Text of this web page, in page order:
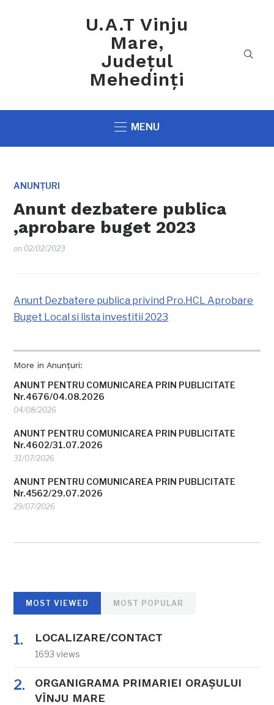
U.A.T Vinju
Mare,
Județul
Mehedinți
MENU
ANUNȚURI
Anunt dezbatere publica
,aprobare buget 2023
on 02/02/2023
More in Anunțuri:
ANUNT PENTRU COMUNICAREA PRIN PUBLICITATE
Nr.4676/04.08.2026
04/08/2026
ANUNT PENTRU COMUNICAREA PRIN PUBLICITATE
Nr.4602/31.07.2026
31/07/2026
ANUNT PENTRU COMUNICAREA PRIN PUBLICITATE
Nr.4562/29.07.2026
29/07/2026
Anunt Dezbatere publica privind Pro.HCL Aprobare
Buget Local si lista investitii 2023
MOST VIEWED MOST POPULAR
LOCALIZARE/CONTACT
1693 views
ORGANIGRAMA PRIMARIEI ORAŞULUI
VÎNJU MARE